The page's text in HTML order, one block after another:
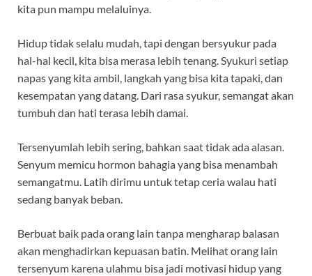
kita pun mampu melaluinya.
Hidup tidak selalu mudah, tapi dengan bersyukur pada
hal-hal kecil, kita bisa merasa lebih tenang. Syukuri setiap
napas yang kita ambil, langkah yang bisa kita tapaki, dan
kesempatan yang datang. Dari rasa syukur, semangat akan
tumbuh dan hati terasa lebih damai.
Tersenyumlah lebih sering, bahkan saat tidak ada alasan.
Senyum memicu hormon bahagia yang bisa menambah
semangatmu. Latih dirimu untuk tetap ceria walau hati
sedang banyak beban.
Berbuat baik pada orang lain tanpa mengharap balasan
akan menghadirkan kepuasan batin. Melihat orang lain
tersenyum karena ulahmu bisa jadi motivasi hidup yang